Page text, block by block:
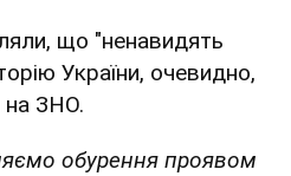
що "ненавидять
України, очевидно,
на ЗНО.
обурення проявом